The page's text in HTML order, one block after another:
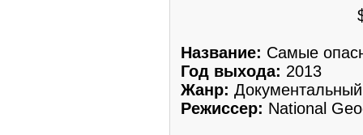
Название: Самые
Год выхода: 2013
Жанр:
Режиссер: National